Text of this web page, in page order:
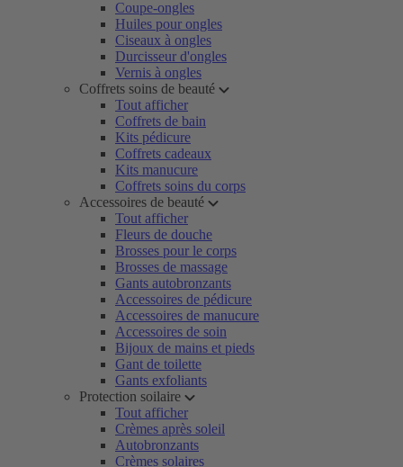
Coupe-ongles
Huiles pour ongles
Ciseaux à ongles
Durcisseur d'ongles
Vernis à ongles
Coffrets soins de beauté
Tout afficher
Coffrets de bain
Kits pédicure
Coffrets cadeaux
Kits manucure
Coffrets soins du corps
Accessoires de beauté
Tout afficher
Fleurs de douche
Brosses pour le corps
Brosses de massage
Gants autobronzants
Accessoires de pédicure
Accessoires de manucure
Accessoires de soin
Bijoux de mains et pieds
Gant de toilette
Gants exfoliants
Protection soilaire
Tout afficher
Crèmes après soleil
Autobronzants
Crèmes solaires